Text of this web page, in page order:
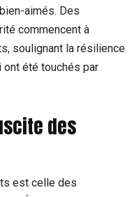
aimés. Des
commencent à
soulignant la résilience
été touchés par
des
est celle des